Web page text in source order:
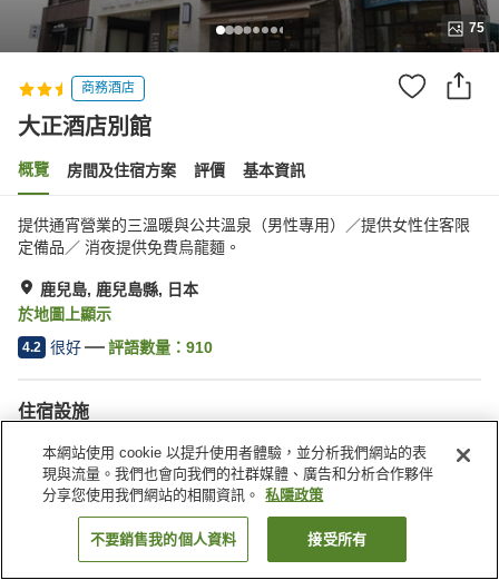
75
商務酒店
大正酒店別館
概覽 房間及住宿方案 評價 基本資訊
提供通宵營業的三溫暖與公共溫泉（男性專用）／提供女性住客限
定備品／ 消夜提供免費烏龍麵。
鹿兒島, 鹿兒島縣, 日本
於地圖上顯示
4.2 很好 評語數量： 910
住宿設施
停車場
桑拿
水療/美容院
餐廳
找客房
本網站使用 cookie 以提升使用者體驗，並分析我們網站的表
現與流量。我們也會向我們的社群媒體、廣告和分析合作夥伴
分享您使用我們網站的相關資訊。
私隱政策
不要銷售我的個人資料 接受所有